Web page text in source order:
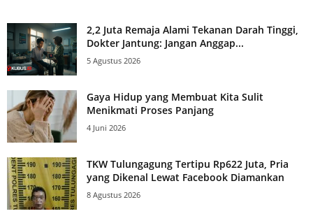
2,2 Juta Remaja Alami Tekanan Darah Tinggi,
Dokter Jantung: Jangan Anggap...
5 Agustus 2026
Gaya Hidup yang Membuat Kita Sulit
Menikmati Proses Panjang
4 Juni 2026
TKW Tulungagung Tertipu Rp622 Juta, Pria
yang Dikenal Lewat Facebook Diamankan
8 Agustus 2026